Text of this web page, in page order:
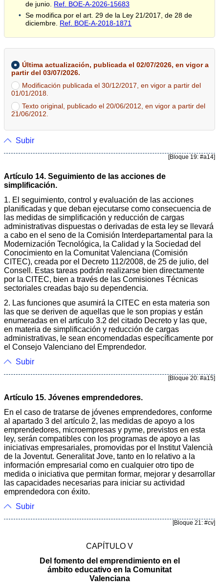
de junio. Ref. BOE-A-2026-15683
Se modifica por el art. 29 de la Ley 21/2017, de 28 de
diciembre. Ref. BOE-A-2018-1871
Última actualización, publicada el 02/07/2026, en vigor a
partir del 03/07/2026.
Modificación publicada el 30/12/2017, en vigor a partir del
01/01/2018.
Texto original, publicado el 20/06/2012, en vigor a partir del
21/06/2012.
Subir
[Bloque 19: #a14]
Artículo 14. Seguimiento de las acciones de
simplificación.
1. El seguimiento, control y evaluación de las acciones
planificadas y que deban ejecutarse como consecuencia de
las medidas de simplificación y reducción de cargas
administrativas dispuestas o derivadas de esta ley se llevará
a cabo en el seno de la Comisión Interdepartamental para la
Modernización Tecnológica, la Calidad y la Sociedad del
Conocimiento en la Comunitat Valenciana (Comisión
CITEC), creada por el Decreto 112/2008, de 25 de julio, del
Consell. Estas tareas podrán realizarse bien directamente
por la CITEC, bien a través de las Comisiones Técnicas
sectoriales creadas bajo su dependencia.
2. Las funciones que asumirá la CITEC en esta materia son
las que se deriven de aquellas que le son propias y están
enumeradas en el artículo 3.2 del citado Decreto y las que,
en materia de simplificación y reducción de cargas
administrativas, le sean encomendadas específicamente por
el Consejo Valenciano del Emprendedor.
Subir
[Bloque 20: #a15]
Artículo 15. Jóvenes emprendedores.
En el caso de tratarse de jóvenes emprendedores, conforme
al apartado 3 del artículo 2, las medidas de apoyo a los
emprendedores, microempresas y pyme, previstos en esta
ley, serán compatibles con los programas de apoyo a las
iniciativas empresariales, promovidas por el Institut Valencià
de la Joventut. Generalitat Jove, tanto en lo relativo a la
información empresarial como en cualquier otro tipo de
medida o iniciativa que permitan formar, mejorar y desarrollar
las capacidades necesarias para iniciar su actividad
emprendedora con éxito.
Subir
[Bloque 21: #cv]
CAPÍTULO V
Del fomento del emprendimiento en el
ámbito educativo en la Comunitat
Valenciana